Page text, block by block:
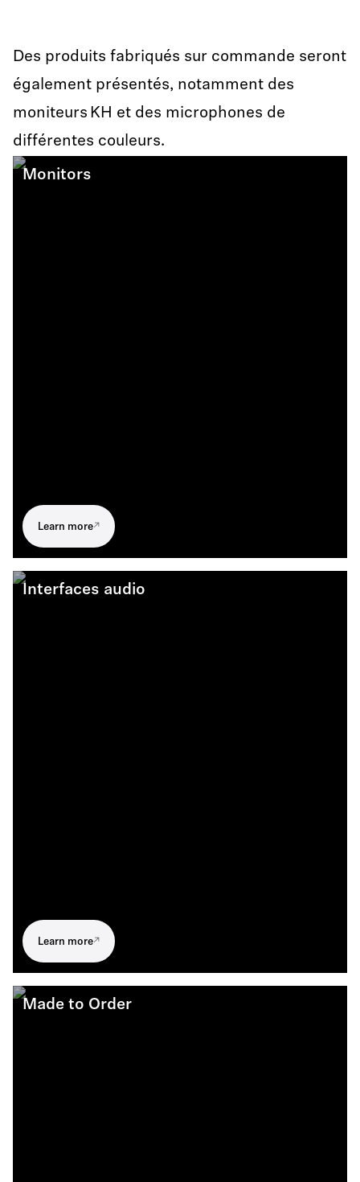
Des produits fabriqués sur commande seront
également présentés, notamment des
moniteurs KH et des microphones de
différentes couleurs.
Monitors
Learn more
Interfaces audio
Learn more
Made to Order